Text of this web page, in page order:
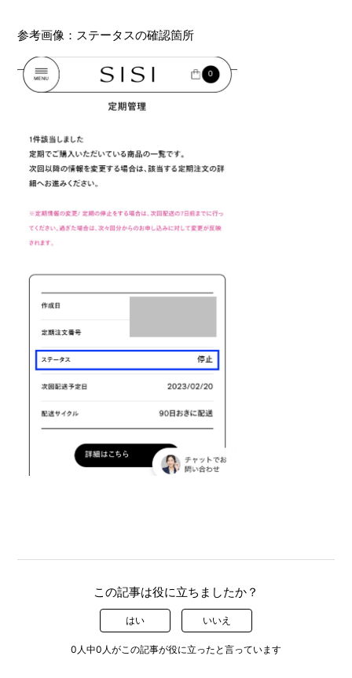
参考画像：ステータスの確認箇所
この記事は役に立ちましたか？
はい いいえ
0人中0人がこの記事が役に立ったと言っています